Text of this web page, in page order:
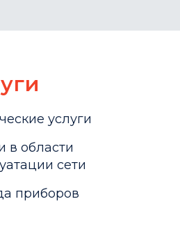
услуги
в области
сети
приборов